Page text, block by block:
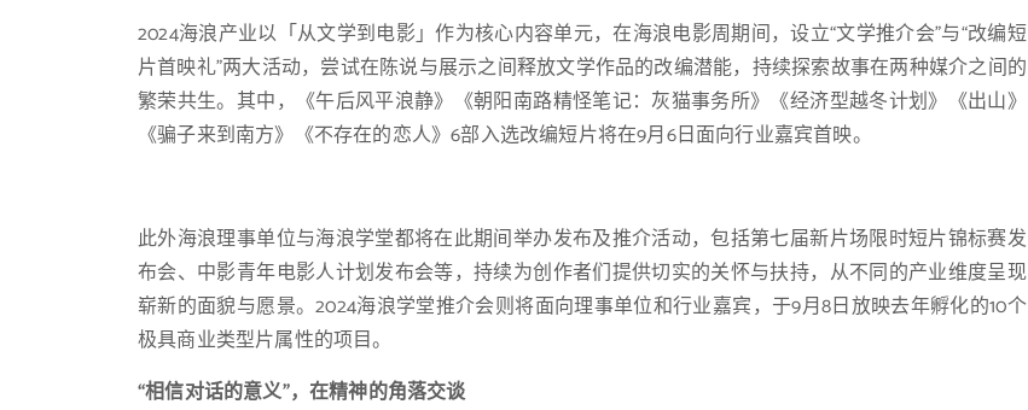
2024海浪产业以「从文学到电影」作为核心内容单元，在海浪电影周期间，设立“文学推介会”与“改编短
片首映礼”两大活动，尝试在陈说与展示之间释放文学作品的改编潜能，持续探索故事在两种媒介之间的
繁荣共生。其中，《午后风平浪静》《朝阳南路精怪笔记：灰猫事务所》《经济型越冬计划》《出山》
《骗子来到南方》《不存在的恋人》6部入选改编短片将在9月6日面向行业嘉宾首映。
此外海浪理事单位与海浪学堂都将在此期间举办发布及推介活动，包括第七届新片场限时短片锦标赛发
布会、中影青年电影人计划发布会等，持续为创作者们提供切实的关怀与扶持，从不同的产业维度呈现
崭新的面貌与愿景。2024海浪学堂推介会则将面向理事单位和行业嘉宾，于9月8日放映去年孵化的10个
极具商业类型片属性的项目。
“相信对话的意义”，在精神的角落交谈